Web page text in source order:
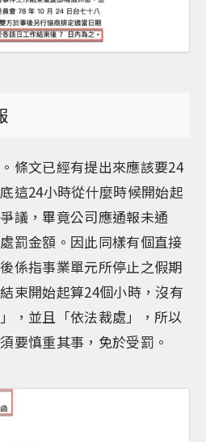
條文已經有提出來應該要24
這24小時從什麼時候開始起
議，畢竟公司應通報未通
罰金額。因此同樣有個直接
係指事業單元所停止之假期
束開始起算24個小時，沒有
，並且「依法裁處」，所以
要慎重其事，免於受罰。